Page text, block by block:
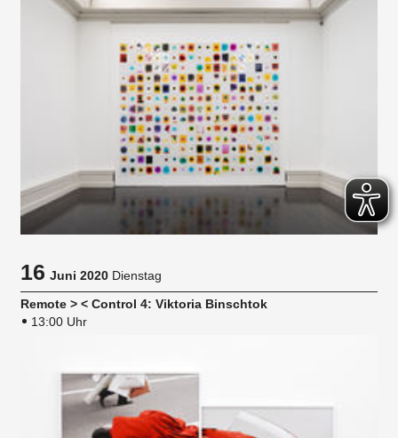
16Juni 2020 Dienstag
Remote > < Control 4: Viktoria Binschtok
13:00 Uhr